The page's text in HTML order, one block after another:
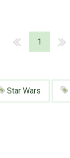
1
Star Wars